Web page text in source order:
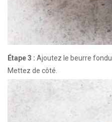
Étape 3 : Ajoutez le beurre
Mettez de côté.